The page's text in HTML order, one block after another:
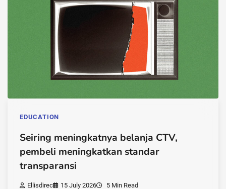
EDUCATION
Seiring meningkatnya belanja CTV,
pembeli meningkatkan standar
transparansi
Ellisdirec 15 July 2026 5 Min Read